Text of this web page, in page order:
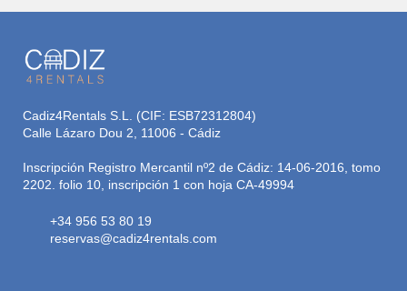
Cadiz4Rentals S.L. (CIF: ESB72312804)
Calle Lázaro Dou 2, 11006 - Cádiz
Inscripción Registro Mercantil nº2 de Cádiz: 14-06-2016, tomo
2202. folio 10, inscripción 1 con hoja CA-49994
+34 956 53 80 19
reservas@cadiz4rentals.com